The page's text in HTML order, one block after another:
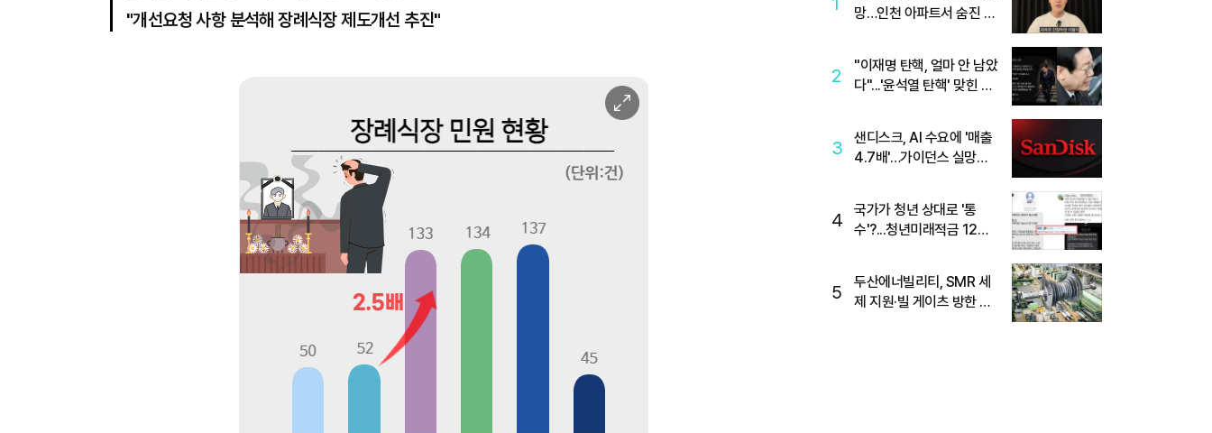
"개선요청 사항 분석해 장례식장 제도개선 추진"
이
미
지
확
망…인천 아파트서 숨진 채
2
"이재명 탄핵, 얼마 안 남았
다"...'윤석열 탄핵' 맞힌 무
3
샌디스크, AI 수요에 '매출
4.7배'…가이던스 실망에
4
국가가 청년 상대로 '통
수'?...청년미래적금 12%
5
두산에너빌리티, SMR 세
제 지원·빌 게이츠 방한 기